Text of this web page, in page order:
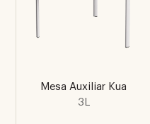
Mesa Auxiliar Kua
3L